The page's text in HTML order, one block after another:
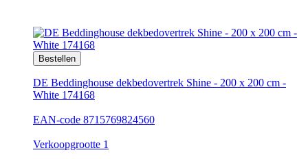
Bestellen
DE Beddinghouse dekbedovertrek Shine - 200 x 200 cm -
White 174168
EAN-code 8715769824560
Verkoopgrootte 1